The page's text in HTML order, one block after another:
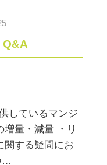
Q&A
しているマンジ
増量・減量 ・リ
関する疑問にお
…